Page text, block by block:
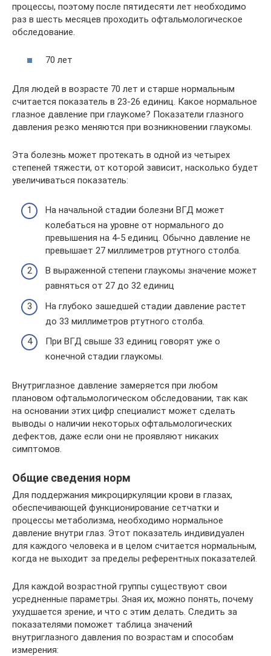
процессы, поэтому после пятидесяти лет необходимо
раз в шесть месяцев проходить офтальмологическое
обследование.
70 лет
Для людей в возрасте 70 лет и старше нормальным
считается показатель в 23-26 единиц. Какое нормальное
глазное давление при глаукоме? Показатели глазного
давления резко меняются при возникновении глаукомы.
Эта болезнь может протекать в одной из четырех
степеней тяжести, от которой зависит, насколько будет
увеличиваться показатель:
На начальной стадии болезни ВГД может
колебаться на уровне от нормального до
превышения на 4-5 единиц. Обычно давление не
превышает 27 миллиметров ртутного столба.
В выраженной степени глаукомы значение может
равняться от 27 до 32 единиц
На глубоко зашедшей стадии давление растет
до 33 миллиметров ртутного столба.
При ВГД свыше 33 единиц говорят уже о
конечной стадии глаукомы.
Внутриглазное давление замеряется при любом
плановом офтальмологическом обследовании, так как
на основании этих цифр специалист может сделать
выводы о наличии некоторых офтальмологических
дефектов, даже если они не проявляют никаких
симптомов.
Общие сведения норм
Для поддержания микроциркуляции крови в глазах,
обеспечивающей функционирование сетчатки и
процессы метаболизма, необходимо нормальное
давление внутри глаз. Этот показатель индивидуален
для каждого человека и в целом считается нормальным,
когда не выходит за пределы референтных показателей.
Для каждой возрастной группы существуют свои
усредненные параметры. Зная их, можно понять, почему
ухудшается зрение, и что с этим делать. Следить за
показателями поможет таблица значений
внутриглазного давления по возрастам и способам
измерения: